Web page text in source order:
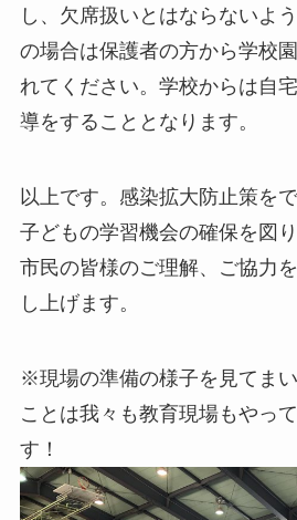
し、欠席扱いとはならないよ
の場合は保護者の方から学校
れてください。学校からは自
導をすることとなります。
以上です。感染拡大防止策を
子どもの学習機会の確保を図
市民の皆様のご理解、ご協力
し上げます。
※現場の準備の様子を見てま
ことは我々も教育現場もやっ
す！